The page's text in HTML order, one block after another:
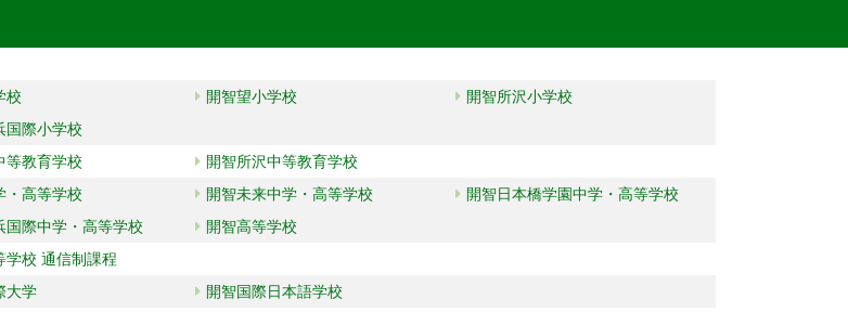
校 開智望小学校
開智所沢小学校
国際小学校
等教育学校
開智所沢中等教育学校
・高等学校 開智未来中学・高等学校
開智日本橋学園中学・高等学校
国際中学・高等学校
開智高等学校
学校 通信制課程
大学 開智国際日本語学校